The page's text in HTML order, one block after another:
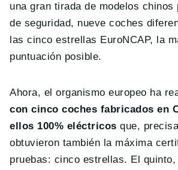
una gran tirada de modelos
de seguridad, nueve coches
las cinco estrellas EuroNCAP, la
puntuación posible.
Ahora, el organismo europeo ha
con cinco coches fabricados en
ellos 100% eléctricos que,
obtuvieron también la máxima
pruebas: cinco estrellas. El quinto,